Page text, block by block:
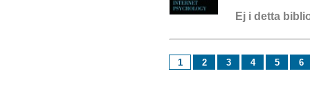
Ej i detta
1 2 3 4 5 6